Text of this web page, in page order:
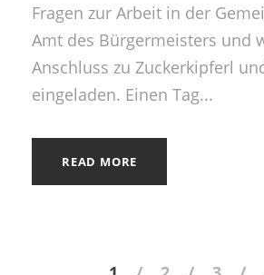
Fragen zur Arbeit in der
Amt des Bürgermeisters und
Anschluss zu Zuckerkipferl
eingeladen. Einen Tag...
READ MORE